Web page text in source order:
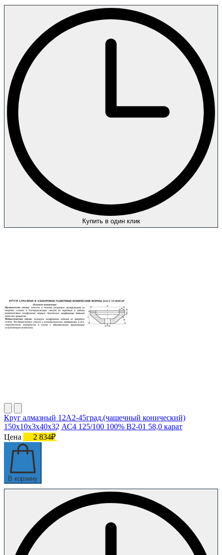
Купить в один клик
Круг алмазный 12А2-45град.(чашечный конический)
150х10х3х40х32 АС4 125/100 100% В2-01 58,0 карат
Цена
2 834₽
В корзину